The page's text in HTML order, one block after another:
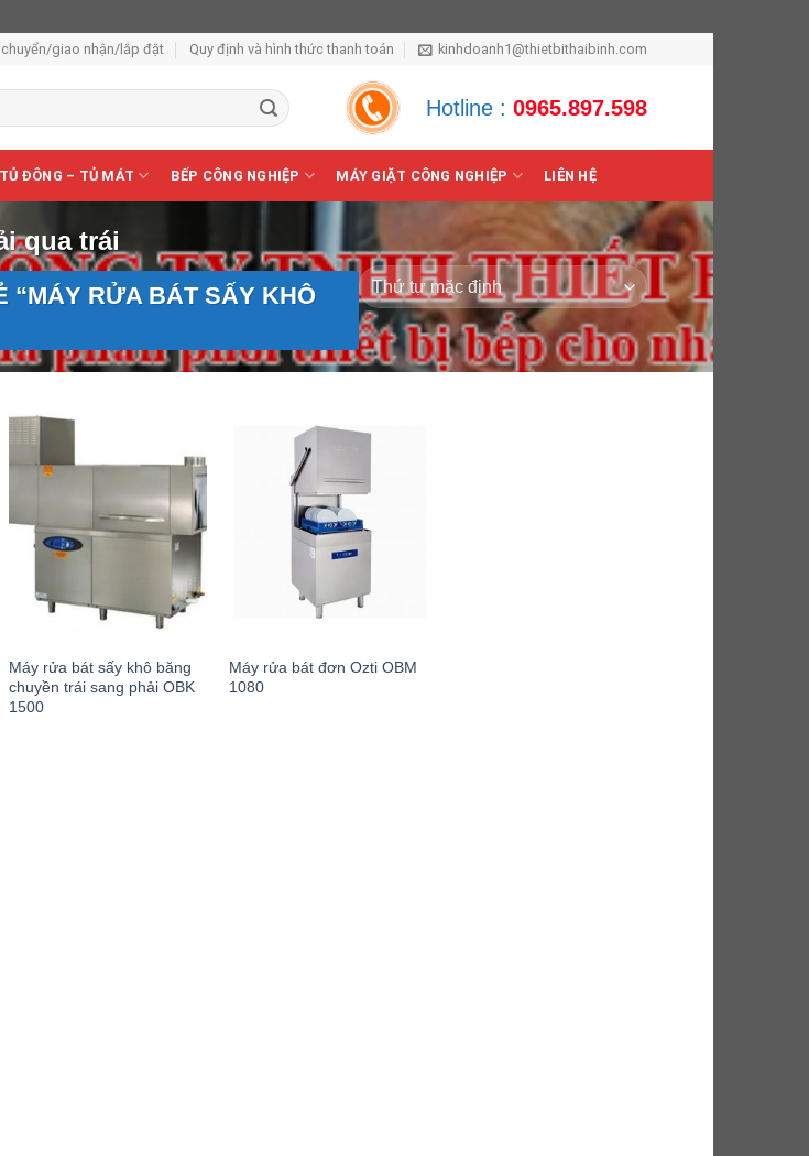
chuyển/giao nhận/lắp đặt Quy định và hình thức thanh toán kinhdoanh1@thietbithaibinh.com
Hotline : 0965.897.598
TỦ ĐÔNG – TỦ MÁT BẾP CÔNG NGHIỆP MÁY GIẶT CÔNG NGHIỆP LIÊN HỆ
qua trái
“MÁY RỬA BÁT SẤY KHÔ
Máy rửa bát sấy khô băng
chuyền trái sang phải OBK
1500
Máy rửa bát đơn Ozti OBM
1080